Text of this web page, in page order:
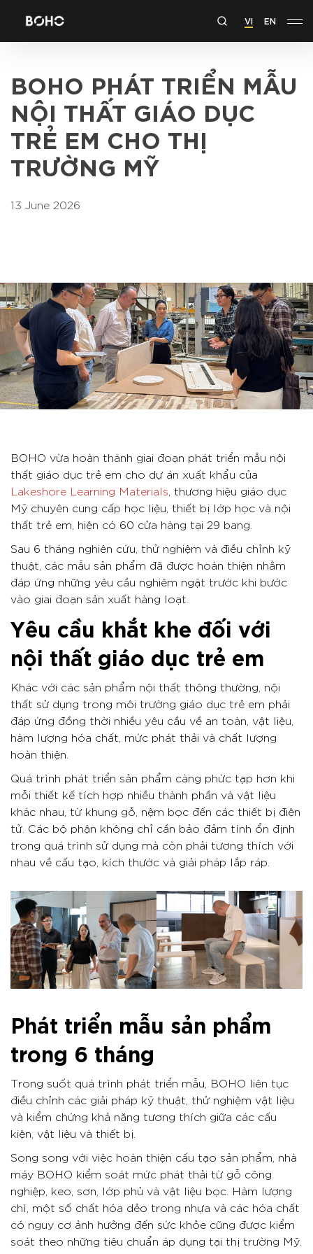
VI EN
BOHO PHÁT TRIỂN MẪU
NỘI THẤT GIÁO DỤC
TRẺ EM CHO THỊ
TRƯỜNG MỸ
13 June 2026
BOHO vừa hoàn thành giai đoạn phát triển mẫu nội
thất giáo dục trẻ em cho dự án xuất khẩu của
Lakeshore Learning Materials , thương hiệu giáo dục
Mỹ chuyên cung cấp học liệu, thiết bị lớp học và nội
thất trẻ em, hiện có 60 cửa hàng tại 29 bang.
Sau 6 tháng nghiên cứu, thử nghiệm và điều chỉnh kỹ
thuật, các mẫu sản phẩm đã được hoàn thiện nhằm
đáp ứng những yêu cầu nghiêm ngặt trước khi bước
vào giai đoạn sản xuất hàng loạt.
Yêu cầu khắt khe đối với
nội thất giáo dục trẻ em
Khác với các sản phẩm nội thất thông thường, nội
thất sử dụng trong môi trường giáo dục trẻ em phải
đáp ứng đồng thời nhiều yêu cầu về an toàn, vật liệu,
hàm lượng hóa chất, mức phát thải và chất lượng
hoàn thiện.
Quá trình phát triển sản phẩm càng phức tạp hơn khi
mỗi thiết kế tích hợp nhiều thành phần và vật liệu
khác nhau, từ khung gỗ, nệm bọc đến các thiết bị điện
tử. Các bộ phận không chỉ cần bảo đảm tính ổn định
trong quá trình sử dụng mà còn phải tương thích với
nhau về cấu tạo, kích thước và giải pháp lắp ráp.
Phát triển mẫu sản phẩm
trong 6 tháng
Trong suốt quá trình phát triển mẫu, BOHO liên tục
điều chỉnh các giải pháp kỹ thuật, thử nghiệm vật liệu
và kiểm chứng khả năng tương thích giữa các cấu
kiện, vật liệu và thiết bị.
Song song với việc hoàn thiện cấu tạo sản phẩm, nhà
máy BOHO kiểm soát mức phát thải từ gỗ công
nghiệp, keo, sơn, lớp phủ và vật liệu bọc. Hàm lượng
chì, một số chất hóa dẻo trong nhựa và các hóa chất
có nguy cơ ảnh hưởng đến sức khỏe cũng được kiểm
soát theo những tiêu chuẩn áp dụng tại thị trường Mỹ.